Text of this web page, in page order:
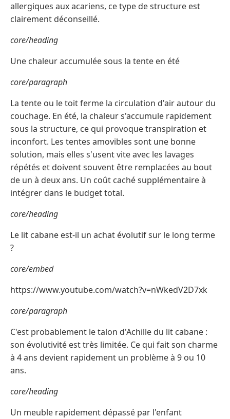
allergiques aux acariens, ce type de structure est
clairement déconseillé.
core/heading
Une chaleur accumulée sous la tente en été
core/paragraph
La tente ou le toit ferme la circulation d'air autour du
couchage. En été, la chaleur s'accumule rapidement
sous la structure, ce qui provoque transpiration et
inconfort. Les tentes amovibles sont une bonne
solution, mais elles s'usent vite avec les lavages
répétés et doivent souvent être remplacées au bout
de un à deux ans. Un coût caché supplémentaire à
intégrer dans le budget total.
core/heading
Le lit cabane est-il un achat évolutif sur le long terme
?
core/embed
https://www.youtube.com/watch?v=nWkedV2D7xk
core/paragraph
C'est probablement le talon d'Achille du lit cabane :
son évolutivité est très limitée. Ce qui fait son charme
à 4 ans devient rapidement un problème à 9 ou 10
ans.
core/heading
Un meuble rapidement dépassé par l'enfant